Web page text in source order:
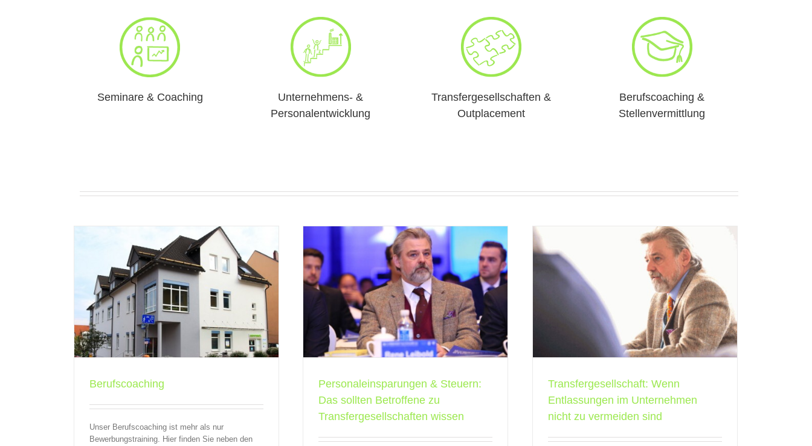
Seminare & Coaching
Unternehmens- &
Personalentwicklung
Transfergesellschaften &
Outplacement
Berufscoaching &
Stellenvermittlung
Berufscoaching
Unser Berufscoaching ist mehr als nur
Bewerbungstraining. Hier finden Sie neben den
Personaleinsparungen & Steuern: Das sollten
Betroffene zu Transfergesellschaften wissen
QBV Transfergesellschaften
Personaleinsparungen & Steuern:
Das sollten Betroffene zu
Transfergesellschaften wissen
Transfergesellschaft: Wenn Entlassungen im
Unternehmen nicht zu vermeiden sind
QBV Transfergesellschaften
Transfergesellschaft: Wenn
Entlassungen im Unternehmen
nicht zu vermeiden sind